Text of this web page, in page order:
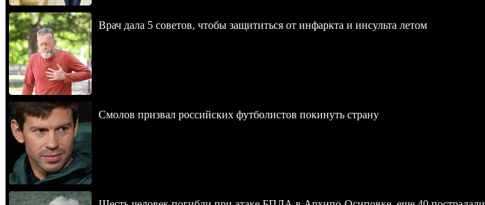
Врач дала 5 советов, чтобы защититься от инфаркта и инсульта летом
Смолов призвал российских футболистов покинуть страну